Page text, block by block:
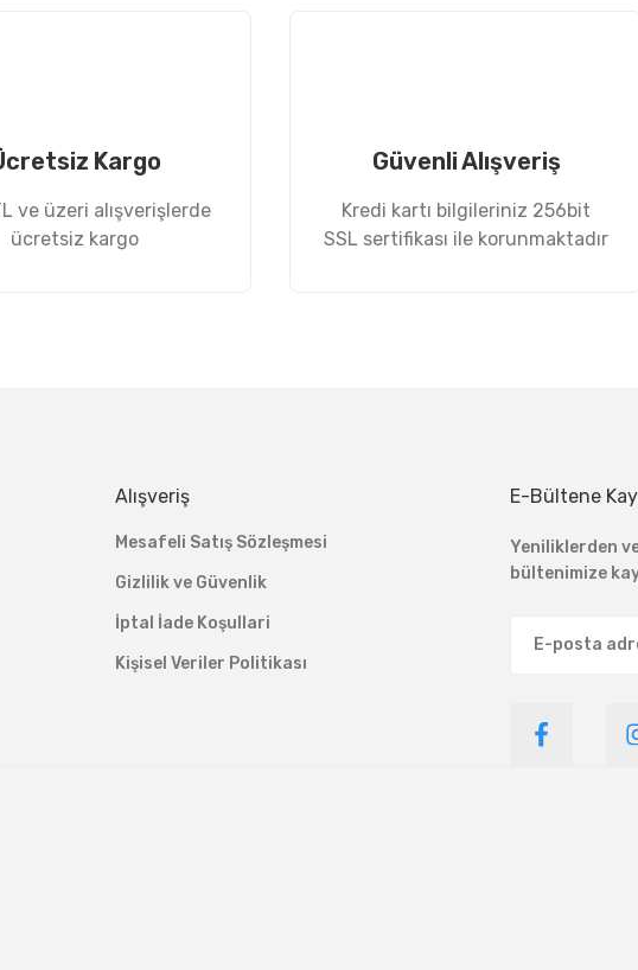
Kargo
ve üzeri alışverişlerde
ücretsiz kargo
Güvenli Alışveriş
Kredi kartı bilgileriniz 256bit
SSL sertifikası ile korunmaktadır
Alışveriş
Mesafeli Satış Sözleşmesi
Gizlilik ve Güvenlik
İptal İade Koşullari
Kişisel Veriler Politikası
E-Bültene
Yeniliklerden
bültenimize